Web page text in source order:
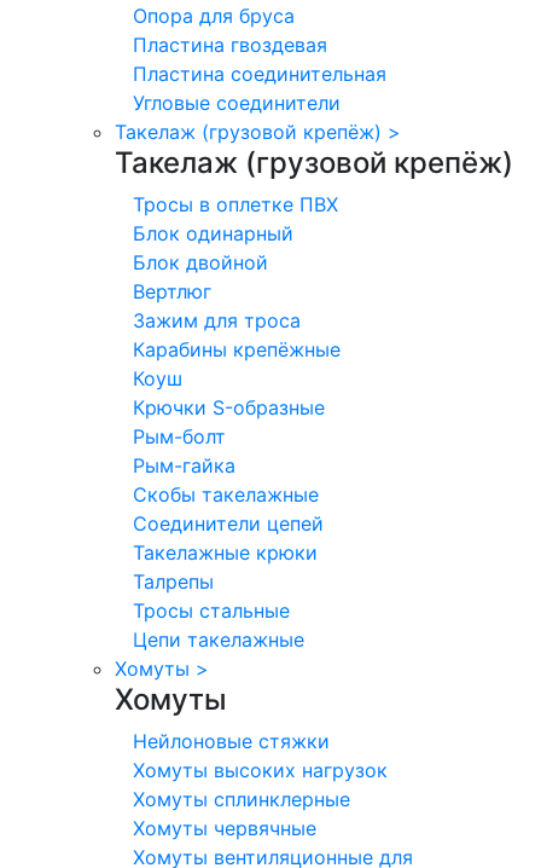
Опора для бруса
Пластина гвоздевая
Пластина соединительная
Угловые соединители
Такелаж (грузовой крепёж) >
Такелаж (грузовой крепёж)
Тросы в оплетке ПВХ
Блок одинарный
Блок двойной
Вертлюг
Зажим для троса
Карабины крепёжные
Коуш
Крючки S-образные
Рым-болт
Рым-гайка
Скобы такелажные
Соединители цепей
Такелажные крюки
Талрепы
Тросы стальные
Цепи такелажные
Хомуты >
Хомуты
Нейлоновые стяжки
Хомуты высоких нагрузок
Хомуты сплинклерные
Хомуты червячные
Хомуты вентиляционные для